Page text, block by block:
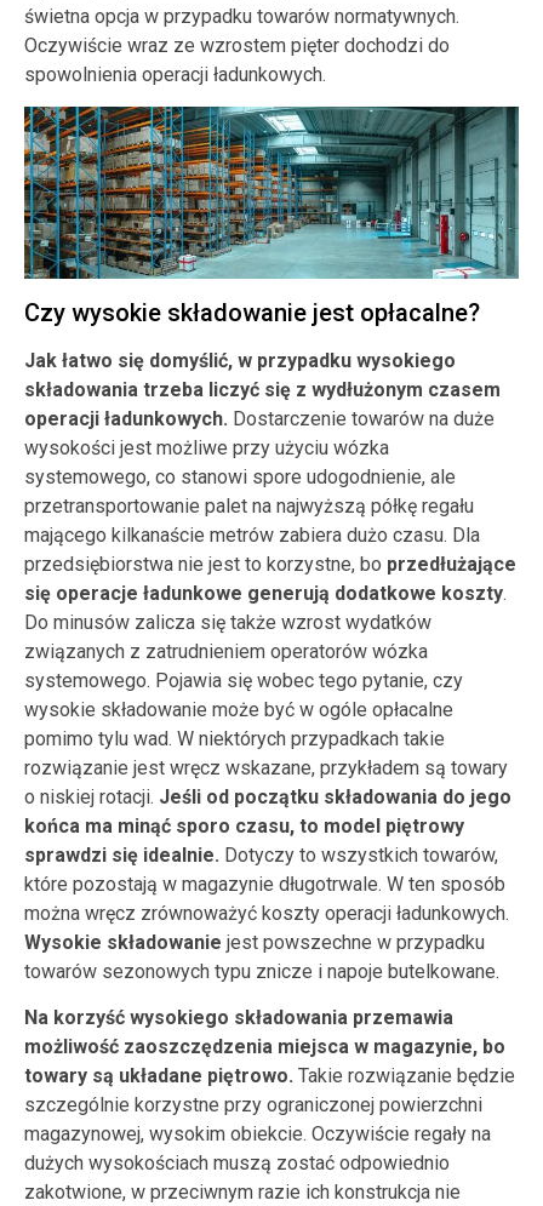
świetna opcja w przypadku towarów normatywnych.
Oczywiście wraz ze wzrostem pięter dochodzi do
spowolnienia operacji ładunkowych.
Czy wysokie składowanie jest opłacalne?
Jak łatwo się domyślić, w przypadku wysokiego
składowania trzeba liczyć się z wydłużonym czasem
operacji ładunkowych. Dostarczenie towarów na duże
wysokości jest możliwe przy użyciu wózka
systemowego, co stanowi spore udogodnienie, ale
przetransportowanie palet na najwyższą półkę regału
mającego kilkanaście metrów zabiera dużo czasu. Dla
przedsiębiorstwa nie jest to korzystne, bo przedłużające
się operacje ładunkowe generują dodatkowe koszty.
Do minusów zalicza się także wzrost wydatków
związanych z zatrudnieniem operatorów wózka
systemowego. Pojawia się wobec tego pytanie, czy
wysokie składowanie może być w ogóle opłacalne
pomimo tylu wad. W niektórych przypadkach takie
rozwiązanie jest wręcz wskazane, przykładem są towary
o niskiej rotacji. Jeśli od początku składowania do jego
końca ma minąć sporo czasu, to model piętrowy
sprawdzi się idealnie. Dotyczy to wszystkich towarów,
które pozostają w magazynie długotrwale. W ten sposób
można wręcz zrównoważyć koszty operacji ładunkowych.
Wysokie składowanie jest powszechne w przypadku
towarów sezonowych typu znicze i napoje butelkowane.
Na korzyść wysokiego składowania przemawia
możliwość zaoszczędzenia miejsca w magazynie, bo
towary są układane piętrowo. Takie rozwiązanie będzie
szczególnie korzystne przy ograniczonej powierzchni
magazynowej, wysokim obiekcie. Oczywiście regały na
dużych wysokościach muszą zostać odpowiednio
zakotwione, w przeciwnym razie ich konstrukcja nie